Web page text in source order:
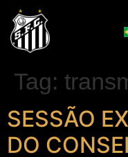
Tag:
SESSÃO
DO